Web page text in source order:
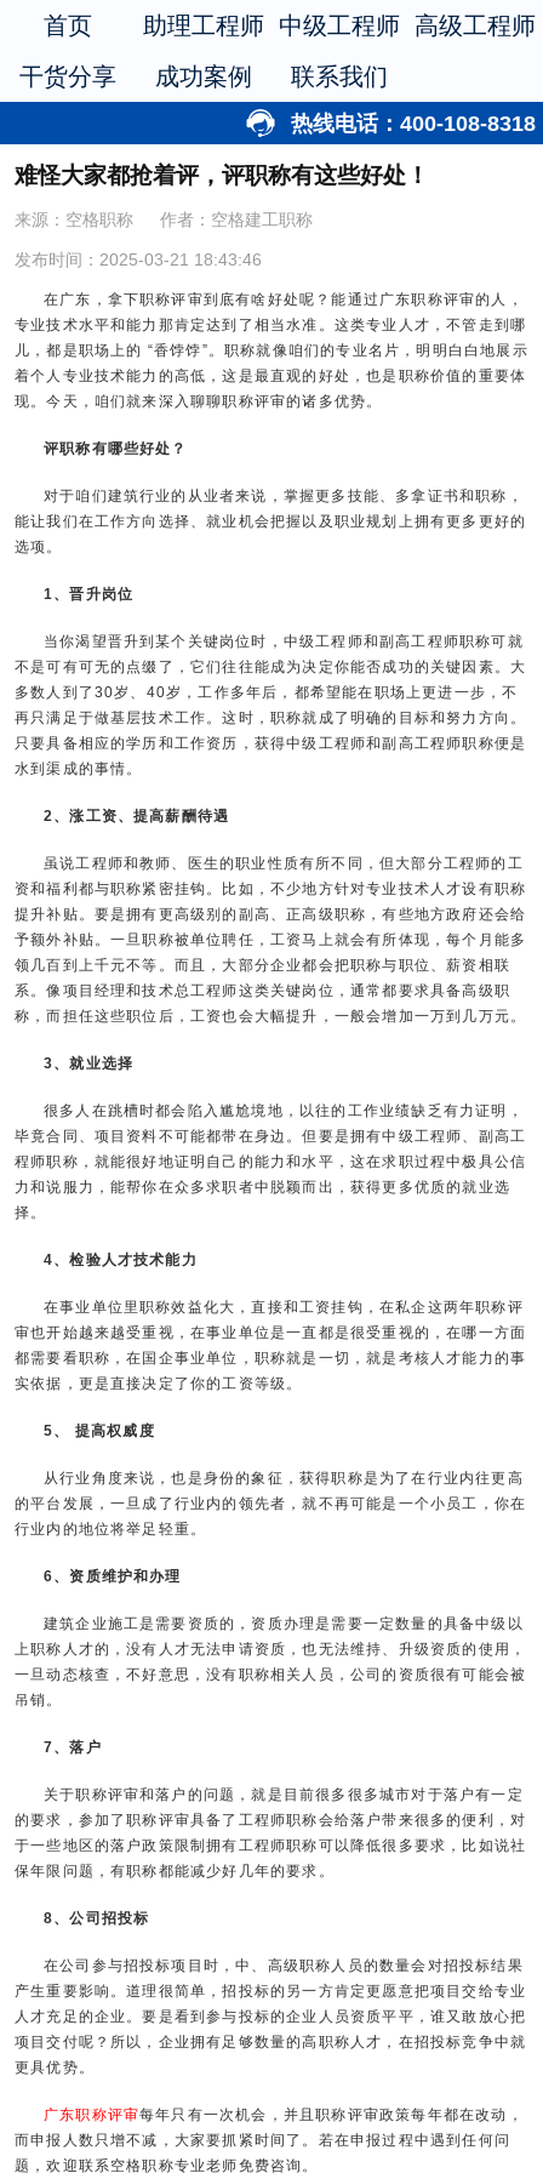
首页 助理工程师 中级工程师 高级工程师
干货分享
成功案例 联系我们
热线电话：400-108-8318
难怪大家都抢着评，评职称有这些好处！
来源：空格职称 作者：空格建工职称
发布时间：2025-03-21 18:43:46
在广东，拿下职称评审到底有啥好处呢？能通过广东职称评审的人，
专业技术水平和能力那肯定达到了相当水准。这类专业人才，不管走到哪
儿，都是职场上的 “香饽饽”。职称就像咱们的专业名片，明明白白地展示
着个人专业技术能力的高低，这是最直观的好处，也是职称价值的重要体
现。今天，咱们就来深入聊聊职称评审的诸多优势。
评职称有哪些好处？
对于咱们建筑行业的从业者来说，掌握更多技能、多拿证书和职称，
能让我们在工作方向选择、就业机会把握以及职业规划上拥有更多更好的
选项。
1、晋升岗位
当你渴望晋升到某个关键岗位时，中级工程师和副高工程师职称可就
不是可有可无的点缀了，它们往往能成为决定你能否成功的关键因素。大
多数人到了30岁、40岁，工作多年后，都希望能在职场上更进一步，不
再只满足于做基层技术工作。这时，职称就成了明确的目标和努力方向。
只要具备相应的学历和工作资历，获得中级工程师和副高工程师职称便是
水到渠成的事情。
2、涨工资、提高薪酬待遇
虽说工程师和教师、医生的职业性质有所不同，但大部分工程师的工
资和福利都与职称紧密挂钩。比如，不少地方针对专业技术人才设有职称
提升补贴。要是拥有更高级别的副高、正高级职称，有些地方政府还会给
予额外补贴。一旦职称被单位聘任，工资马上就会有所体现，每个月能多
领几百到上千元不等。而且，大部分企业都会把职称与职位、薪资相联
系。像项目经理和技术总工程师这类关键岗位，通常都要求具备高级职
称，而担任这些职位后，工资也会大幅提升，一般会增加一万到几万元。
3、就业选择
很多人在跳槽时都会陷入尴尬境地，以往的工作业绩缺乏有力证明，
毕竟合同、项目资料不可能都带在身边。但要是拥有中级工程师、副高工
程师职称，就能很好地证明自己的能力和水平，这在求职过程中极具公信
力和说服力，能帮你在众多求职者中脱颖而出，获得更多优质的就业选
择。
4、检验人才技术能力
在事业单位里职称效益化大，直接和工资挂钩，在私企这两年职称评
审也开始越来越受重视，在事业单位是一直都是很受重视的，在哪一方面
都需要看职称，在国企事业单位，职称就是一切，就是考核人才能力的事
实依据，更是直接决定了你的工资等级。
5、 提高权威度
从行业角度来说，也是身份的象征，获得职称是为了在行业内往更高
的平台发展，一旦成了行业内的领先者，就不再可能是一个小员工，你在
行业内的地位将举足轻重。
6、资质维护和办理
建筑企业施工是需要资质的，资质办理是需要一定数量的具备中级以
上职称人才的，没有人才无法申请资质，也无法维持、升级资质的使用，
一旦动态核查，不好意思，没有职称相关人员，公司的资质很有可能会被
吊销。
7、落户
关于职称评审和落户的问题，就是目前很多很多城市对于落户有一定
的要求，参加了职称评审具备了工程师职称会给落户带来很多的便利，对
于一些地区的落户政策限制拥有工程师职称可以降低很多要求，比如说社
保年限问题，有职称都能减少好几年的要求。
8、公司招投标
在公司参与招投标项目时，中、高级职称人员的数量会对招投标结果
产生重要影响。道理很简单，招投标的另一方肯定更愿意把项目交给专业
人才充足的企业。要是看到参与投标的企业人员资质平平，谁又敢放心把
项目交付呢？所以，企业拥有足够数量的高职称人才，在招投标竞争中就
更具优势。
广东职称评审每年只有一次机会，并且职称评审政策每年都在改动，
而申报人数只增不减，大家要抓紧时间了。若在申报过程中遇到任何问
题，欢迎联系空格职称专业老师免费咨询。